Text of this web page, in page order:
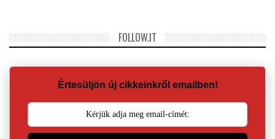
FOLLOW.IT
Értesüljön új cikkeinkről emailben!